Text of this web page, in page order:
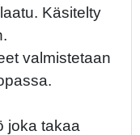
Käsitelty
valmistetaan
joka takaa